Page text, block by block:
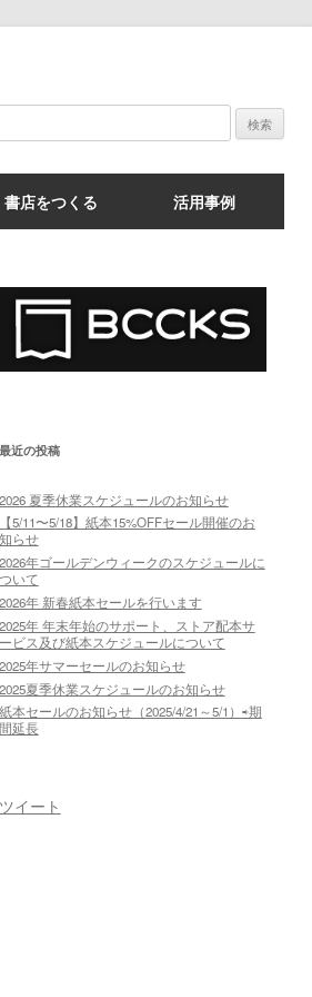
書店をつくる 活用事例
近の投稿
夏季休業スケジュールのお知らせ
5/11〜5/18】紙本15%OFFセール開催のお
らせ
年ゴールデンウィークのスケジュールに
いて
年 新春紙本セールを行います
年 年末年始のサポート、ストア配本サ
ビス及び紙本スケジュールについて
年サマーセールのお知らせ
夏季休業スケジュールのお知らせ
本セールのお知らせ（2025/4/21～5/1）⇨期
延長
イート